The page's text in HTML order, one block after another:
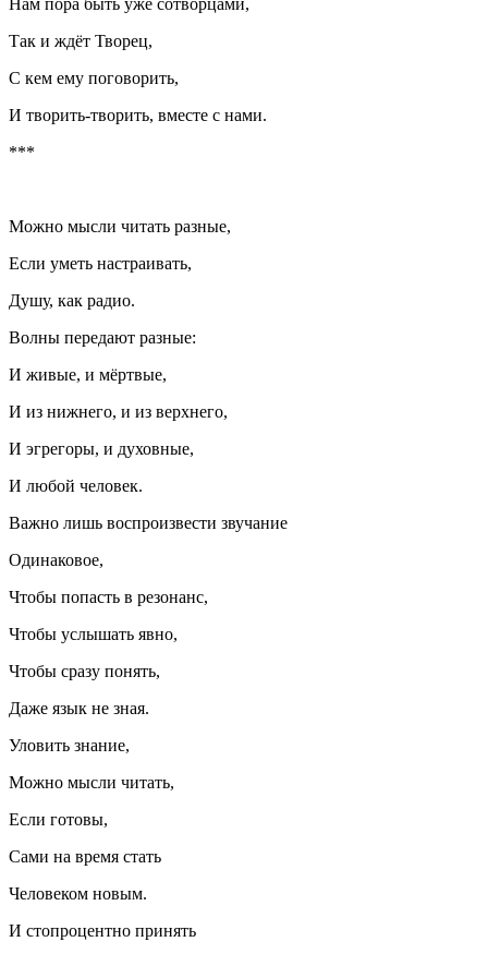
Нам пора быть уже сотворцами,
Так и ждёт Творец,
С кем ему поговорить,
И творить-творить, вместе с нами.
***
Можно мысли читать разные,
Если уметь настраивать,
Душу, как радио.
Волны передают разные:
И живые, и мёртвые,
И из нижнего, и из верхнего,
И эгрегоры, и духовные,
И любой человек.
Важно лишь воспроизвести звучание
Одинаковое,
Чтобы попасть в резонанс,
Чтобы услышать явно,
Чтобы сразу понять,
Даже язык не зная.
Уловить знание,
Можно мысли читать,
Если готовы,
Сами на время стать
Человеком новым.
И стопроцентно принять